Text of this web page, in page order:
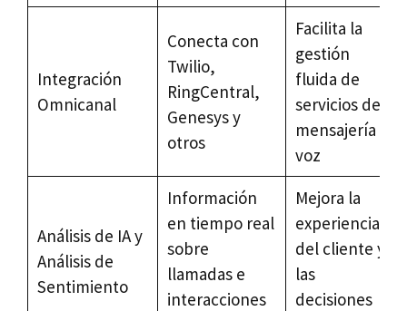
Integración
Omnicanal
Conecta con
Twilio,
RingCentral,
Genesys y
otros
Facilita la
gestión
fluida de
servicios de
mensajería y
voz
Análisis de IA y
Análisis de
Sentimiento
Información
en tiempo real
sobre
llamadas e
interacciones
Mejora la
experiencia
del cliente y
las
decisiones